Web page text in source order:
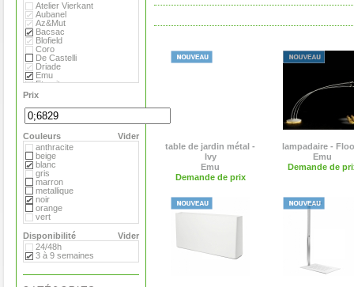
Atelier Vierkant
Aubanel
Az&Mut
Bacsac
Blofield
Coro
De Castelli
Driade
Emu
Eternit
Eva Solo
Extremis
Fermob
Flora
Gandia Blasco
Magis
Paola Lenti
Roger Pradier
Royal VKB
Serralunga
Sywawa
Tribu
Versus
Virages
Prix
Vider
Couleurs
anthracite
beige
blanc
gris
marron
metallique
noir
orange
vert
Vider
Disponibilité
24/48h
3 à 9 semaines
table de jardin métal -
Ivy
Emu
Demande de prix
lampadaire -
Emu
Demande de